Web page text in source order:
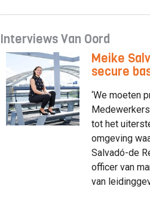
Interviews Van Oord
Meike
secure
‘We moeten
tot het
omgeving
Salvadó-de
officer van
van